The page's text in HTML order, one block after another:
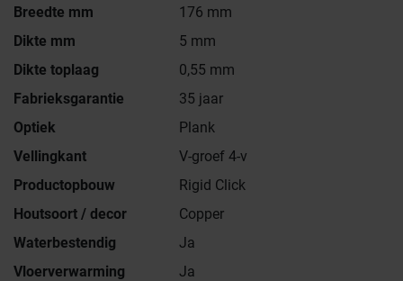
Breedte mm
176 mm
Dikte mm
5 mm
Dikte toplaag
0,55 mm
Fabrieksgarantie
35 jaar
Optiek
Plank
Vellingkant
V-groef 4-v
Productopbouw
Rigid Click
Houtsoort / decor
Copper
Waterbestendig
Ja
Vloerverwarming
Ja